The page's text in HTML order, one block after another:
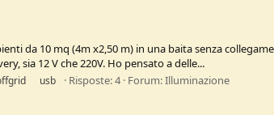
da 10 mq (4m x2,50 m) in una baita senza
sia 12 V che 220V. Ho pensato a delle...
usb Risposte: 4 Forum:Illuminazione